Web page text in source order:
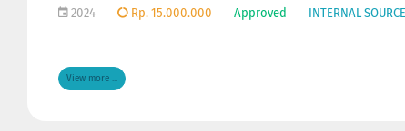
2024 Rp. 15.000.000 Approved INTERNAL SOURCE
View more ...